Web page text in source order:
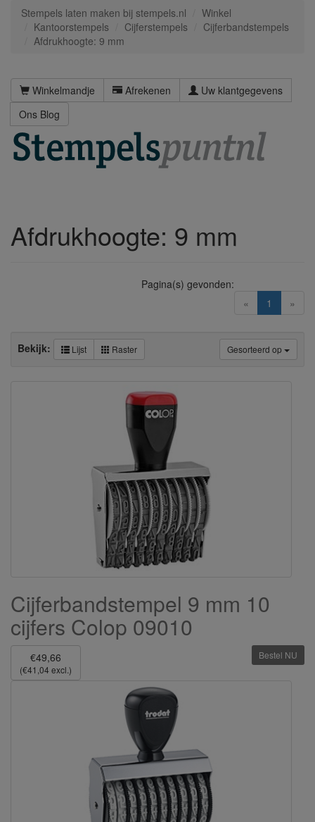
Stempels laten maken bij stempels.nl
Winkel
Kantoorstempels
Cijferstempels
Cijferbandstempels
Afdrukhoogte: 9 mm
Winkelmandje Afrekenen
Uw klantgegevens
Ons Blog
Afdrukhoogte: 9 mm
« 1 (current)
»
Pagina(s) gevonden:
Gesorteerd op
Bekijk: Lijst Raster
Cijferbandstempel 9 mm 10
cijfers Colop 09010
€49,66
(€41,04 excl.)
Bestel NU